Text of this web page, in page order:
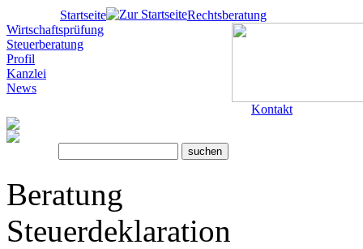
Startseite
Rechtsberatung
Wirtschaftsprüfung
Steuerberatung
Profil
Kanzlei
News
Kontakt
Beratung
Steuerdeklaration